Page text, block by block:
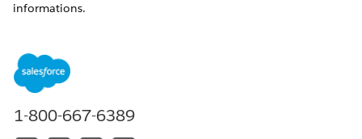
informations.
prestataires, voir l'aide
prestataires
1-800-667-6389